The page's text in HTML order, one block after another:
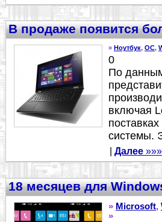
В продаже появится
» Ноутбук, ОС,
0
По
включая
системы.
Далее »»»
18 месяцев для
» Microsoft,
»